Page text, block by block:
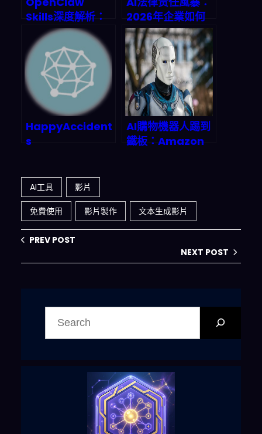
Skills深度解析：
AI Agent交易技
能如何主宰2026
加密貨幣市場？
2026年企業如何
避免VT法院案例
重演？
HappyAccident
s
AI購物機器人踢到
鐵板：Amazon
AI工具 影片
免費使用 影片製作 文本生成影片
PREV POST
NEXT POST